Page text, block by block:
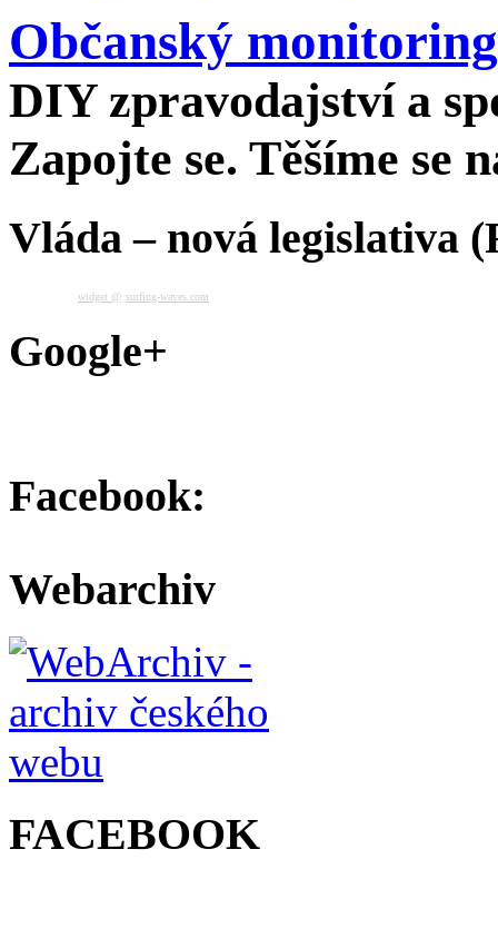
Občanský monitoring
DIY zpravodajství a
Zapojte se. Těšíme se
Vláda – nová legislativa
widget @ surfing-waves.com
Google+
Facebook:
Webarchiv
FACEBOOK